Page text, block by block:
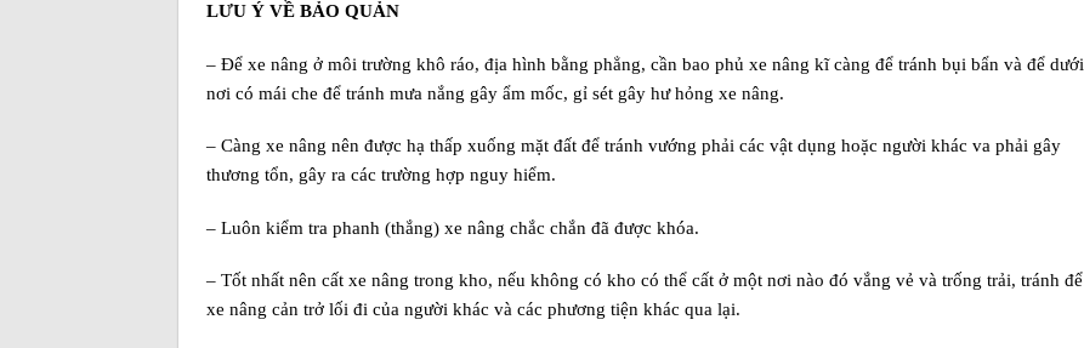
LƯU Ý VỀ BẢO QUẢN
– Để xe nâng ở môi trường khô ráo, địa hình bằng phẳng, cần bao phủ xe nâng kĩ càng để tránh bụi bẩn và để dưới
nơi có mái che để tránh mưa nắng gây ẩm mốc, gỉ sét gây hư hỏng xe nâng.
– Càng xe nâng nên được hạ thấp xuống mặt đất để tránh vướng phải các vật dụng hoặc người khác va phải gây
thương tổn, gây ra các trường hợp nguy hiểm.
– Luôn kiểm tra phanh (thắng) xe nâng chắc chắn đã được khóa.
– Tốt nhất nên cất xe nâng trong kho, nếu không có kho có thể cất ở một nơi nào đó vắng vẻ và trống trải, tránh để
xe nâng cản trở lối đi của người khác và các phương tiện khác qua lại.